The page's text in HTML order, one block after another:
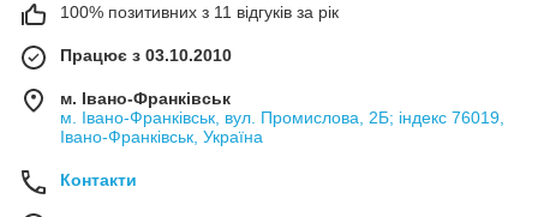
100% позитивних з 11 відгуків за рік
Працює з 03.10.2010
м. Івано-Франківськ
м. Івано-Франківськ, вул. Промислова, 2Б; індекс 76019,
Івано-Франківськ, Україна
Контакти